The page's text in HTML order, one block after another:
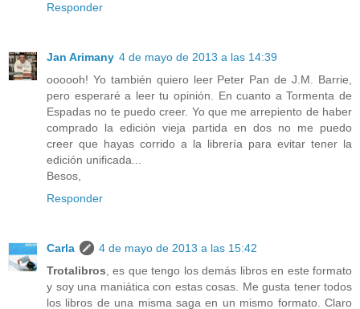
Responder
Jan Arimany 4 de mayo de 2013 a las 14:39
oooooh! Yo también quiero leer Peter Pan de J.M. Barrie,
pero esperaré a leer tu opinión. En cuanto a Tormenta de
Espadas no te puedo creer. Yo que me arrepiento de haber
comprado la edición vieja partida en dos no me puedo
creer que hayas corrido a la librería para evitar tener la
edición unificada...
Besos,
Responder
Carla
4 de mayo de 2013 a las 15:42
Trotalibros , es que tengo los demás libros en este formato
y soy una maniática con estas cosas. Me gusta tener todos
los libros de una misma saga en un mismo formato. Claro